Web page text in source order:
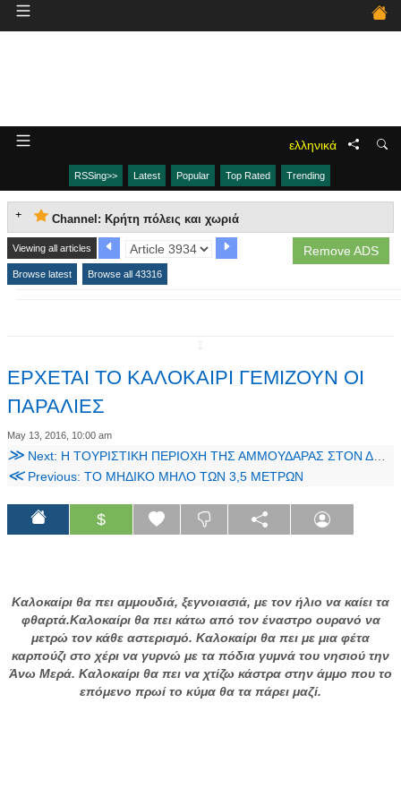
ελληνικά
RSSing>> Latest Popular Top Rated Trending
Channel: Κρήτη πόλεις και χωριά
Remove ADS
Viewing all articles
Browse latest Browse all 43316
ΕΡΧΕΤΑΙ ΤΟ ΚΑΛΟΚΑΙΡΙ ΓΕΜΙΖΟΥΝ ΟΙ
ΠΑΡΑΛΙΕΣ
May 13, 2016, 10:00 am
≫ Next: Η ΤΟΥΡΙΣΤΙΚΗ ΠΕΡΙΟΧΗ ΤΗΣ ΑΜΜΟΥΔΑΡΑΣ ΣΤΟΝ ΔΗΜΟ ΑΓΙΟΥ ΝΙΚΟΛΑΟΥ
≪Previous: ΤΟ ΜΗΔΙΚΟ ΜΗΛΟ ΤΩΝ 3,5 ΜΕΤΡΩΝ
$
Καλοκαίρι θα πει αμμουδιά, ξεγνοιασιά, με τον ήλιο να καίει τα
φθαρτά.Καλοκαίρι θα πεικάτω από τον έναστρο ουρανό να
μετρώ τον κάθε αστερισμό. Καλοκαίρι θα πει με μια φέτα
καρπούζι στο χέρι να γυρνώ με τα πόδια γυμνά του νησιού την
Άνω Μερά. Καλοκαίρι θα πει να χτίζω κάστρα στην άμμο που το
επόμενο πρωί το κύμα θα τα πάρει μαζί.